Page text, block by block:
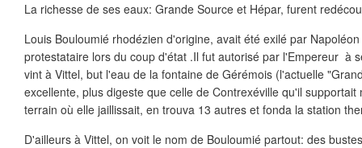
La richesse de ses eaux: Grande Source et Hépar, furent
Louis Bouloumié rhodézien d'origine, avait été exilé par
protestataire lors du coup d'état .Il fut autorisé par l'Empereur à
vint à Vittel, but l'eau de la fontaine de Gérémois (l'actuelle
excellente, plus digeste que celle de Contrexéville qu'il
terrain où elle jaillissait, en trouva 13 autres et fonda la station
D'ailleurs à Vittel, on voit le nom de Bouloumié partout: des